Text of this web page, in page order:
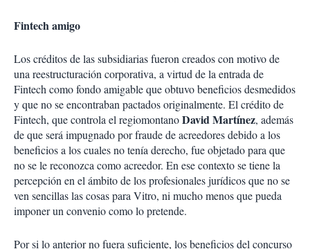
Fintech amigo
Los créditos de las subsidiarias fueron creados con motivo de
una reestructuración corporativa, a virtud de la entrada de
Fintech como fondo amigable que obtuvo beneficios desmedidos
y que no se encontraban pactados originalmente. El crédito de
Fintech, que controla el regiomontanoDavid Martínez, además
de que será impugnado por fraude de acreedores debido a los
beneficios a los cuales no tenía derecho, fue objetado para que
no se le reconozca como acreedor. En ese contexto se tiene la
percepción en el ámbito de los profesionales jurídicos que no se
ven sencillas las cosas para Vitro, ni mucho menos que pueda
imponer un convenio como lo pretende.
Por si lo anterior no fuera suficiente, los beneficios del concurso